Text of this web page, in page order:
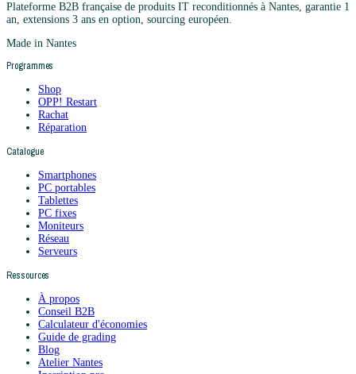
Plateforme B2B française de produits IT reconditionnés à Nantes, garantie 1
an, extensions 3 ans en option, sourcing européen.
Made in Nantes
Programmes
Shop
OPP! Restart
Rachat
Réparation
Catalogue
Smartphones
PC portables
Tablettes
PC fixes
Moniteurs
Réseau
Serveurs
Ressources
À propos
Conseil B2B
Calculateur d'économies
Guide de grading
Blog
Atelier Nantes